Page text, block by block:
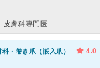
皮膚科専門医
科・巻き爪（嵌入爪） 4.0